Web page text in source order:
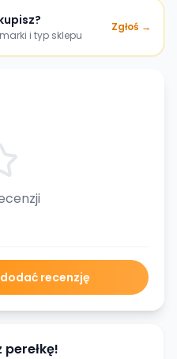
i typ sklepu
Zgłoś →
recenzję
perełkę!